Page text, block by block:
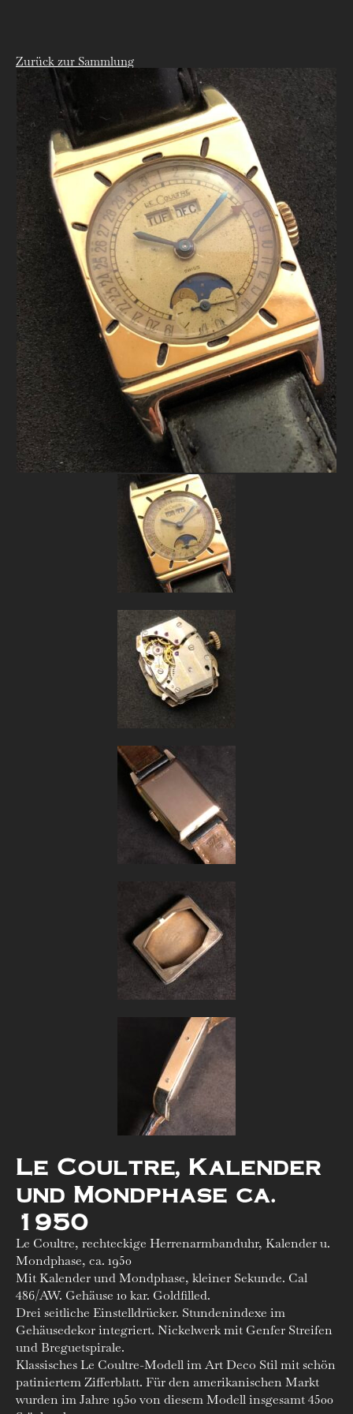
Zurück zur Sammlung
Le Coultre, Kalender
und Mondphase ca.
1950
Le Coultre, rechteckige Herrenarmbanduhr, Kalender u.
Mondphase, ca. 1950
Mit Kalender und Mondphase, kleiner Sekunde. Cal
486/AW. Gehäuse 10 kar. Goldfilled.
Drei seitliche Einstelldrücker. Stundenindexe im
Gehäusedekor integriert. Nickelwerk mit Genfer Streifen
und Breguetspirale.
Klassisches Le Coultre-Modell im Art Deco Stil mit schön
patiniertem Zifferblatt. Für den amerikanischen Markt
wurden im Jahre 1950 von diesem Modell insgesamt 4500